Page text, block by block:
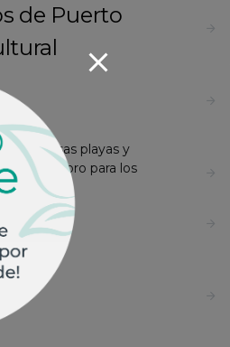
de Puerto
hermosas playas y
un tesoro para los